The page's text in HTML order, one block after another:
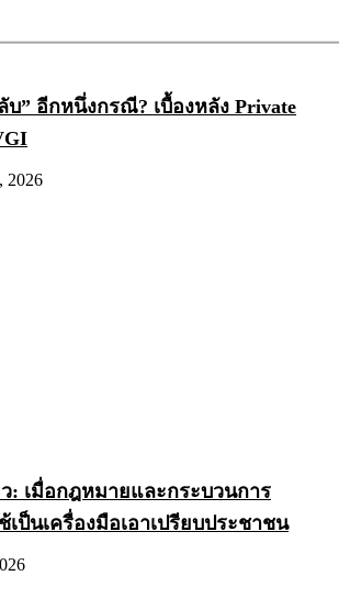
บ” อีกหนึ่งกรณี? เบื้องหลัง Private
2026
: เมื่อกฎหมายและกระบวนการ
ป็นเครื่องมือเอาเปรียบประชาชน